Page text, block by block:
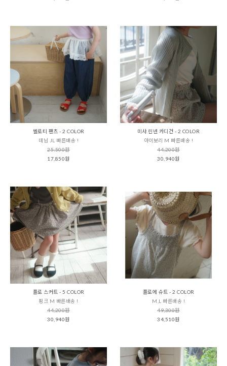
벨로티 팬츠 - 2 COLOR
데님 JL 빠른배송 !
25,500원
17,850원
미샤 린넨 카디건 - 2 COLOR
아이보리 M 빠른배송 !
44,200원
30,940원
플로 스커트 - 5 COLOR
핑크 M 빠른배송 !
44,200원
30,940원
플로에 슈트 - 2 COLOR
M,L 빠른배송 !
49,300원
34,510원